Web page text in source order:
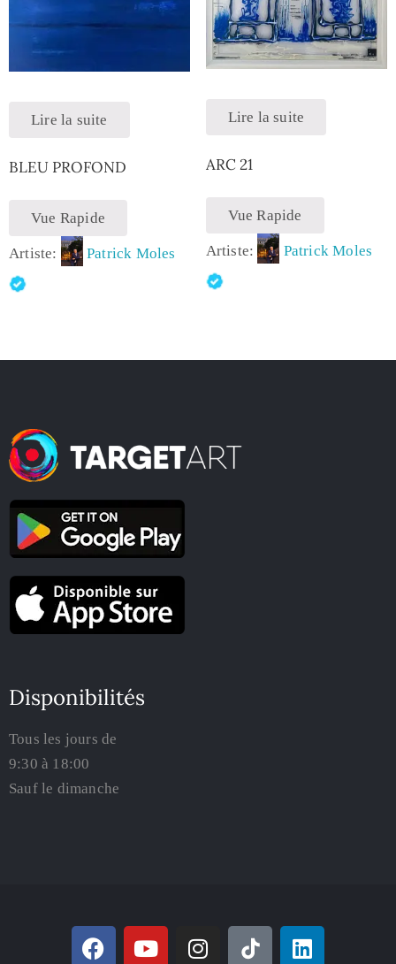
Lire la suite
BLEU PROFOND
Vue Rapide
Artiste: Patrick Moles
Lire la suite
ARC 21
Vue Rapide
Artiste: Patrick Moles
Disponibilités
Tous les jours de
9:30 à 18:00
Sauf le dimanche